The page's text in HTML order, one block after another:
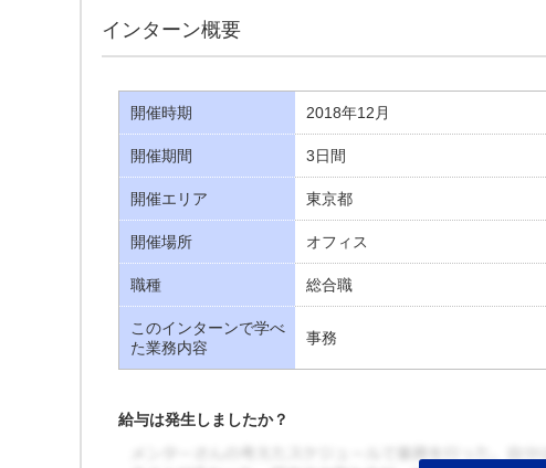
インターン概要
開催時期 2018年12月
開催期間 3日間
開催エリア 東京都
開催場所 オフィス
職種 総合職
このインターンで学べ
た業務内容
事務
給与は発生しましたか？